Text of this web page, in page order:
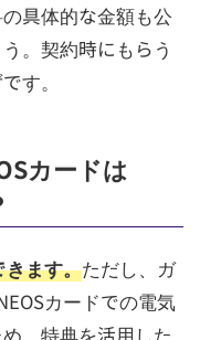
具体的な金額も公
。契約時にもらう
す。
カードは
きます。ただし、ガ
カードでの電気
、特典を活用した